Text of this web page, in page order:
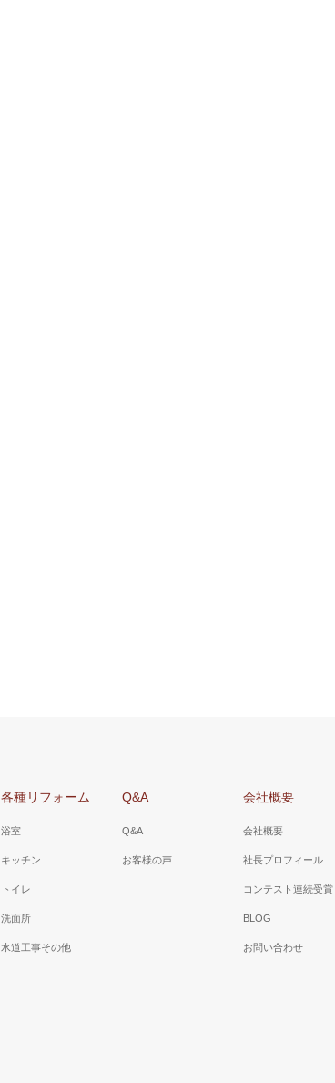
各種リフォーム
浴室
キッチン
トイレ
洗面所
水道工事その他
Q&A
Q&A
お客様の声
会社概要
会社概要
社長プロフィール
コンテスト連続受賞
BLOG
お問い合わせ